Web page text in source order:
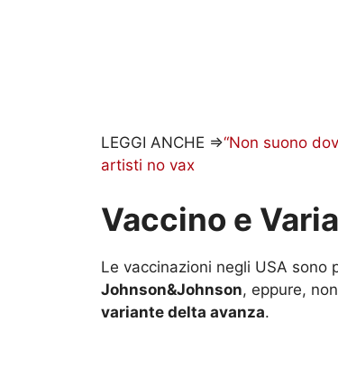
LEGGI ANCHE => “Non suono
artisti no vax
Vaccino e
Le vaccinazioni negli USA sono
Johnson&Johnson , eppure,
variante delta avanza